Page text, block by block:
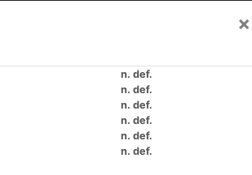
×
n. def.
n. def.
n. def.
n. def.
n. def.
n. def.
Roc El Pinar